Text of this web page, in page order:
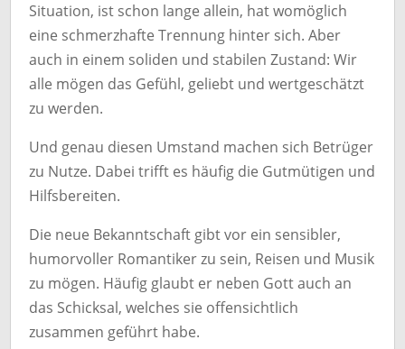
Situation, ist schon lange allein, hat womöglich
eine schmerzhafte Trennung hinter sich. Aber
auch in einem soliden und stabilen Zustand: Wir
alle mögen das Gefühl, geliebt und wertgeschätzt
zu werden.
Und genau diesen Umstand machen sich Betrüger
zu Nutze. Dabei trifft es häufig die Gutmütigen und
Hilfsbereiten.
Die neue Bekanntschaft gibt vor ein sensibler,
humorvoller Romantiker zu sein, Reisen und Musik
zu mögen. Häufig glaubt er neben Gott auch an
das Schicksal, welches sie offensichtlich
zusammen geführt habe.